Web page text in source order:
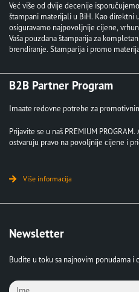
Već više od dvije decenije
štampani materijali u BiH. Kao direktni
osiguravamo najpovoljnije cijene,
Vaša pouzdana štamparija za
brendiranje. Štamparija i promo
B2B Partner Program
Imaate redovne potrebe za
Prijavite se u naš PREMIUM
ostvaruju pravo na povoljnije cijene i
Više informacija
Newsletter
Budite u toku sa najnovim ponudama i